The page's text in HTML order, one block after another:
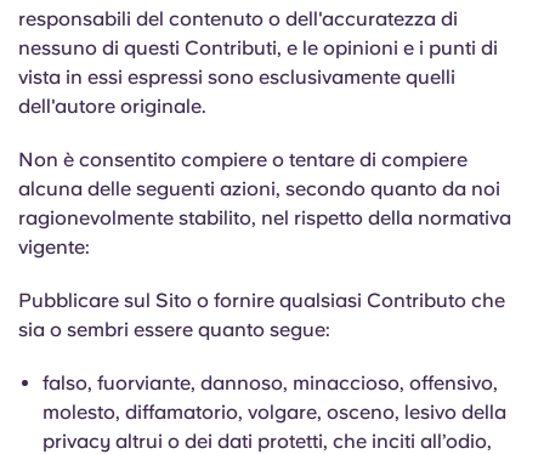
responsabili del contenuto o dell'accuratezza di
nessuno di questi Contributi, e le opinioni e i punti di
vista in essi espressi sono esclusivamente quelli
dell'autore originale.
Non è consentito compiere o tentare di compiere
alcuna delle seguenti azioni, secondo quanto da noi
ragionevolmente stabilito, nel rispetto della normativa
vigente:
Pubblicare sul Sito o fornire qualsiasi Contributo che
sia o sembri essere quanto segue:
falso, fuorviante, dannoso, minaccioso, offensivo,
molesto, diffamatorio, volgare, osceno, lesivo della
privacy altrui o dei dati protetti, che inciti all’odio,